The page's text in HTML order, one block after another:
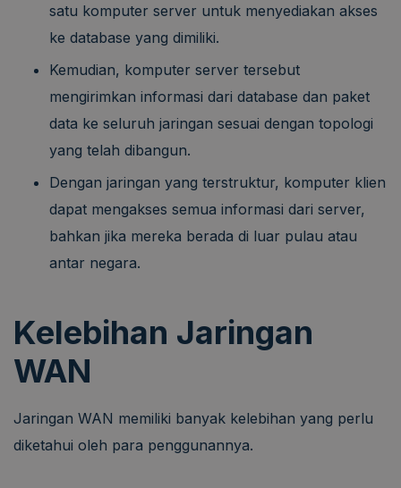
satu komputer server untuk menyediakan akses
ke database yang dimiliki.
Kemudian, komputer server tersebut
mengirimkan informasi dari database dan paket
data ke seluruh jaringan sesuai dengan topologi
yang telah dibangun.
Dengan jaringan yang terstruktur, komputer klien
dapat mengakses semua informasi dari server,
bahkan jika mereka berada di luar pulau atau
antar negara.
Kelebihan Jaringan
WAN
Jaringan WAN memiliki banyak kelebihan yang perlu
diketahui oleh para penggunannya.